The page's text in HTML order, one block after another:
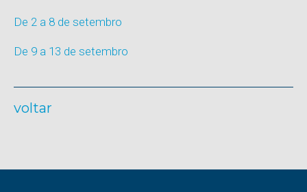
De 2 a 8 de setembro
De 9 a 13 de setembro
voltar